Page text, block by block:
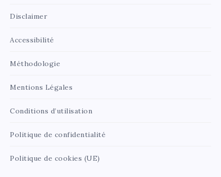
Disclaimer
Accessibilité
Méthodologie
Mentions Légales
Conditions d’utilisation
Politique de confidentialité
Politique de cookies (UE)